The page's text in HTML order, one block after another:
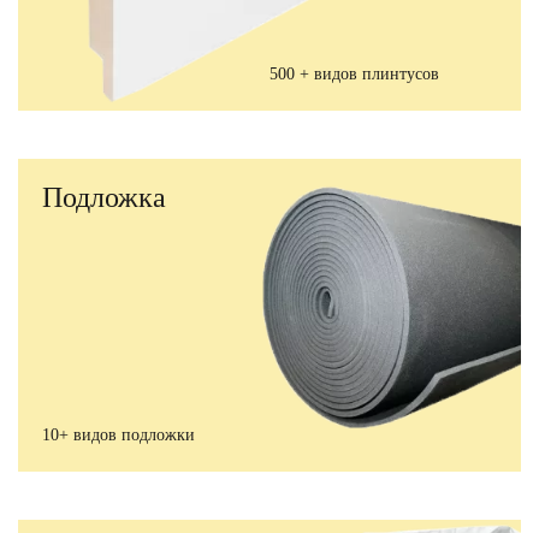
500 + видов плинтусов
Подложка
10+ видов подложки